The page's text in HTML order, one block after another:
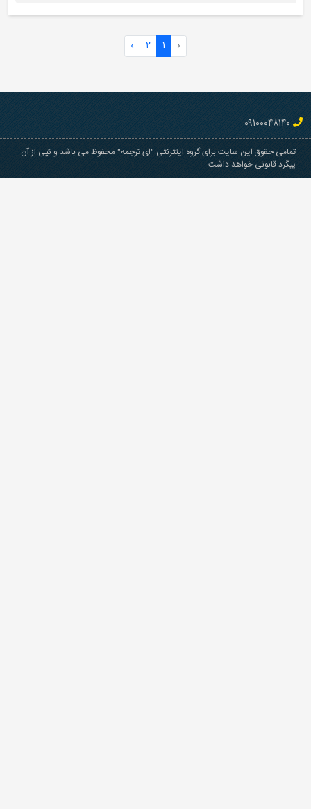
این سایت برای گروه اینترنتی "ای ترجمه" محفوظ می باشد و کپی از آن
خواهد داشت.